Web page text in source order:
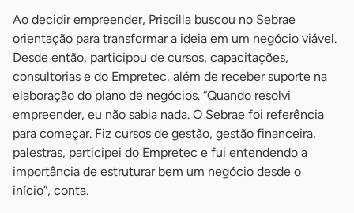
Ao decidir empreender, Priscilla buscou no Sebrae
orientação para transformar a ideia em um negócio viável.
Desde então, participou de cursos, capacitações,
consultorias e do Empretec, além de receber suporte na
elaboração do plano de negócios. “Quando resolvi
empreender, eu não sabia nada. O Sebrae foi referência
para começar. Fiz cursos de gestão, gestão financeira,
palestras, participei do Empretec e fui entendendo a
importância de estruturar bem um negócio desde o
início”, conta.